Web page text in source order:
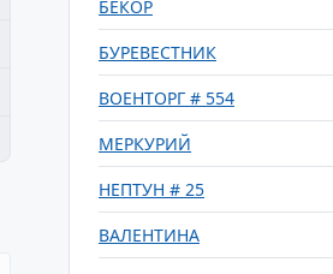
БЕКОР
БУРЕВЕСТНИК
ВОЕНТОРГ # 554
МЕРКУРИЙ
НЕПТУН # 25
ВАЛЕНТИНА